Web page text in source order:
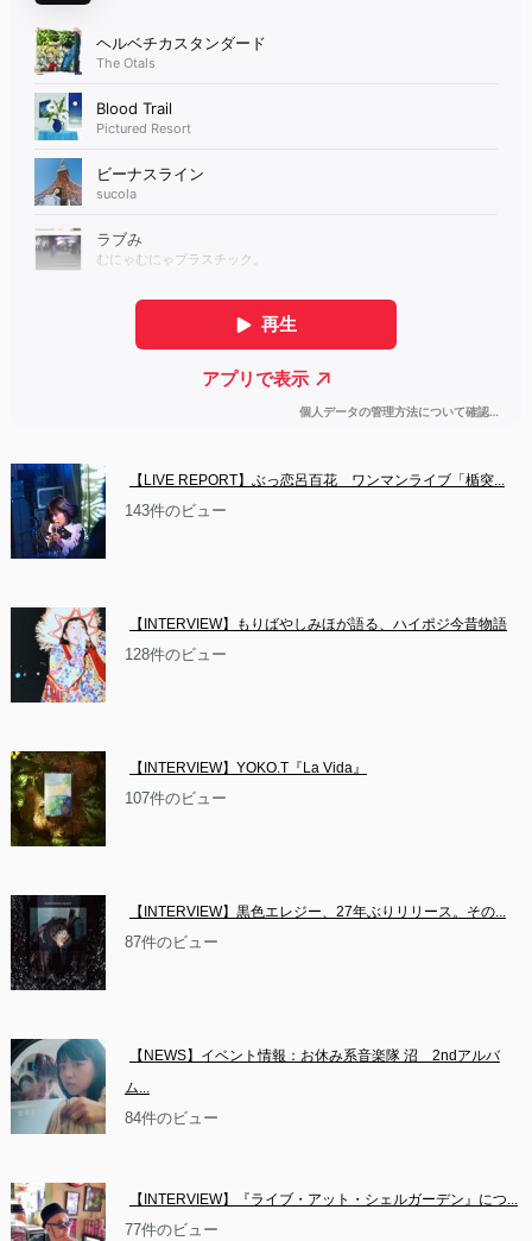
【LIVE REPORT】ぶっ恋呂百花　ワンマンライブ「楯突...
143件のビュー
【INTERVIEW】もりばやしみほが語る、ハイポジ今昔物語
128件のビュー
【INTERVIEW】YOKO.T『La Vida』
107件のビュー
【INTERVIEW】黒色エレジー、27年ぶりリリース。その...
87件のビュー
【NEWS】イベント情報：お休み系音楽隊 沼　2ndアルバ
ム...
84件のビュー
【INTERVIEW】『ライブ・アット・シェルガーデン』につ...
77件のビュー